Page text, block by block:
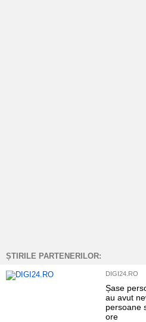
ȘTIRILE PARTENERILOR:
DIGI24.RO
Șase
au avut
persoane
ore